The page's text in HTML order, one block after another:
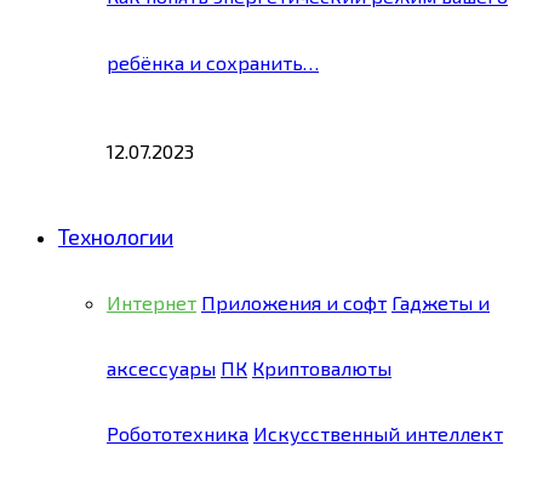
ребёнка и сохранить…
12.07.2023
Технологии
Интернет Приложения и софт Гаджеты и
аксессуары ПК Криптовалюты
Робототехника Искусственный интеллект